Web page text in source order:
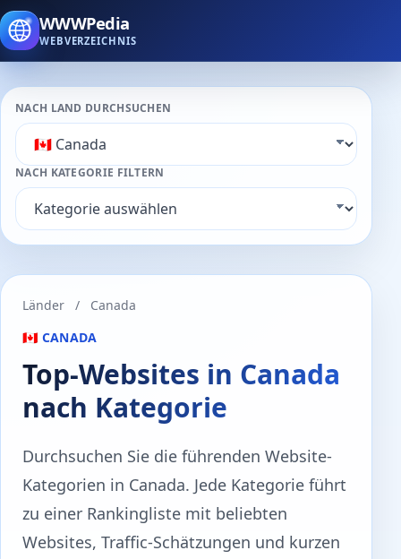
WWWPedia
WEBVERZEICHNIS
NACH LAND DURCHSUCHEN
NACH KATEGORIE FILTERN
Länder /
Canada
🇨🇦 CANADA
Top-Websites in Canada
nach Kategorie
Durchsuchen Sie die führenden Website-
Kategorien in Canada. Jede Kategorie führt
zu einer Rankingliste mit beliebten
Websites, Traffic-Schätzungen und kurzen